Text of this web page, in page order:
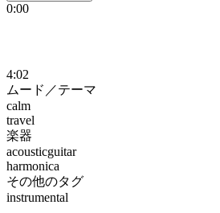
0:00
4:02
ムード／テーマ
calm
travel
楽器
acousticguitar
harmonica
その他のタグ
instrumental